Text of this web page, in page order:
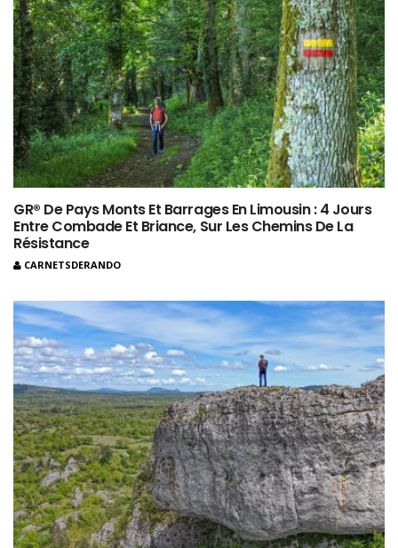
GR® De Pays Monts Et Barrages En Limousin : 4 Jours
Entre Combade Et Briance, Sur Les Chemins De La
Résistance
CARNETSDERANDO